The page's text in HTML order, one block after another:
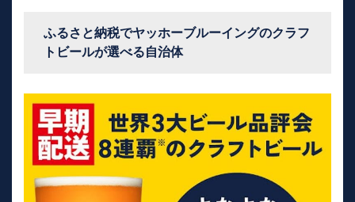
ふるさと納税でヤッホーブルーイングのクラフ
トビールが選べる自治体